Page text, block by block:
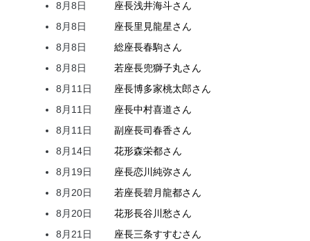
8月8日
座長浅井海斗さん
8月8日
座長里見龍星さん
8月8日
総座長春駒さん
8月8日
若座長兜獅子丸さん
8月11日
座長博多家桃太郎さん
8月11日
座長中村喜道さん
8月11日
副座長司春香さん
8月14日
花形森栄都さん
8月19日
座長恋川純弥さん
8月20日
若座長碧月龍都さん
8月20日
花形長谷川愁さん
8月21日
座長三条すすむさん